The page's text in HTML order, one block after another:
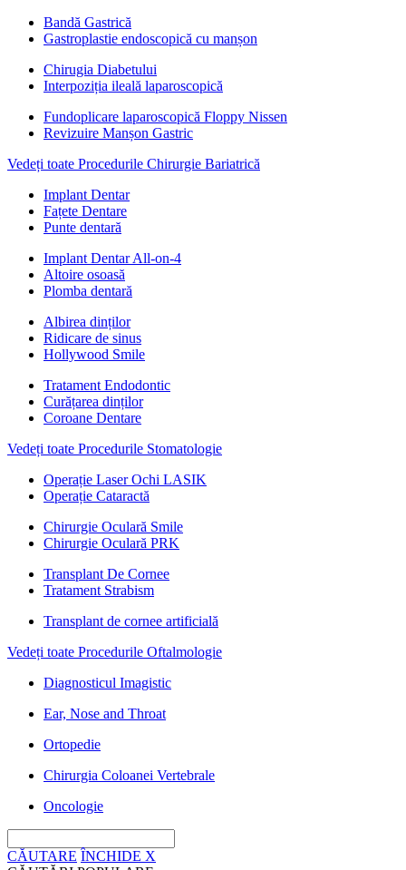
Bandă Gastrică
Gastroplastie endoscopică cu manșon
Chirugia Diabetului
Interpoziția ileală laparoscopică
Fundoplicare laparoscopică Floppy Nissen
Revizuire Manșon Gastric
Vedeți toate Procedurile Chirurgie Bariatrică
Implant Dentar
Fațete Dentare
Punte dentară
Implant Dentar All-on-4
Altoire osoasă
Plomba dentară
Albirea dinților
Ridicare de sinus
Hollywood Smile
Tratament Endodontic
Curățarea dinților
Coroane Dentare
Vedeți toate Procedurile Stomatologie
Operație Laser Ochi LASIK
Operație Cataractă
Chirurgie Oculară Smile
Chirurgie Oculară PRK
Transplant De Cornee
Tratament Strabism
Transplant de cornee artificială
Vedeți toate Procedurile Oftalmologie
Diagnosticul Imagistic
Ear, Nose and Throat
Ortopedie
Chirurgia Coloanei Vertebrale
Oncologie
CĂUTARE ÎNCHIDE X